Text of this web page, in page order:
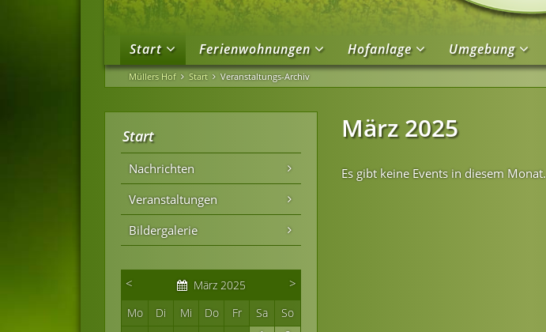
Start Ferienwohnungen Hofanlage Umgebung
Müllers Hof Start Veranstaltungs-Archiv
März 2025
Es gibt keine Events in diesem Monat.
Start
Nachrichten
Veranstaltungen
Bildergalerie
< März 2025 >
Mo Di Mi Do Fr Sa So